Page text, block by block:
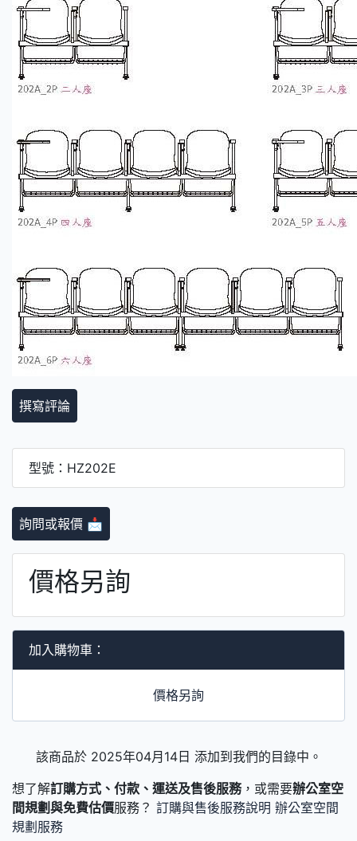
撰寫評論
型號：HZ202E
詢問或報價 📩
價格另詢
加入購物車：
價格另詢
該商品於 2025年04月14日 添加到我們的目錄中。
想了解訂購方式、付款、運送及售後服務，或需要辦公室空
間規劃與免費估價服務？ 訂購與售後服務說明 辦公室空間
規劃服務